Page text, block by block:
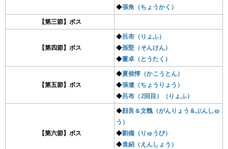
◆張角（ちょうかく）
【第三節】ボス
【第四節】ボス
◆呂布（りょふ）
◆孫堅（そんけん）
◆董卓（とうたく）
【第五節】ボス
◆夏侯惇（かこうとん）
◆張遼（ちょうりょう）
◆呂布（2回目）（りょふ）
【第六節】ボス
◆顔良＆文醜（がんりょう＆ぶんしゅ
う）
◆劉備（りゅうび）
◆袁紹（えんしょう）